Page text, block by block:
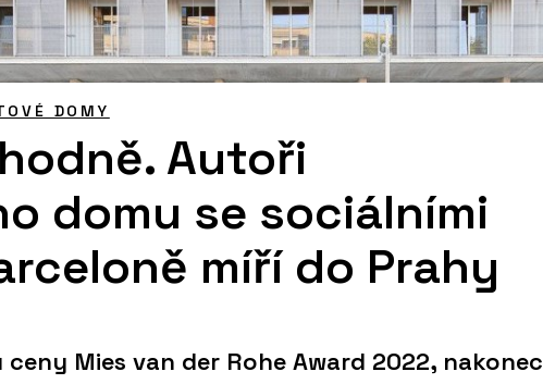
DOMY
Autoři
domu se sociálními
míří do Prahy
Mies van der Rohe Award 2022, nakonec